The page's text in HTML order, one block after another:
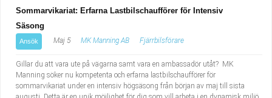
Sommarvikariat: Erfarna Lastbilschaufförer för Intensiv
Säsong
Ansök Maj 5 MK Manning AB Fjärrbilsförare
Gillar du att vara ute på vägarna samt vara en ambassadör utåt? MK
Manning söker nu kompetenta och erfarna lastbilschaufförer för
sommarvikariat under en intensiv högsäsong från början av maj till sista